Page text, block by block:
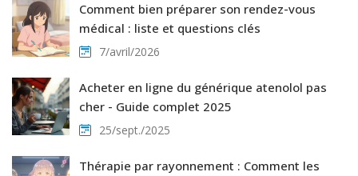
Comment bien préparer son rendez-vous
médical : liste et questions clés
7/avril/2026
Acheter en ligne du générique atenolol pas
cher - Guide complet 2025
25/sept./2025
Thérapie par rayonnement : Comment les